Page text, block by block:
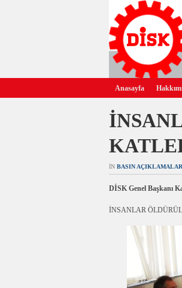
Anasayfa
IN BASIN
DİSK Genel Başkanı
İNSANLAR